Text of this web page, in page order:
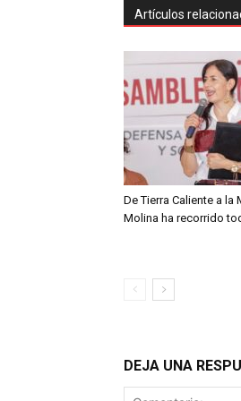
Artículos
De Tierra Caliente a la
Molina ha recorrido
DEJA UNA